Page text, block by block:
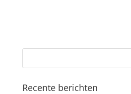
Recente berichten